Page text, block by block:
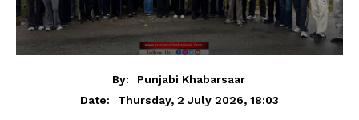
By:
Punjabi Khabarsaar
Date:
Thursday, 2 July 2026, 18:03